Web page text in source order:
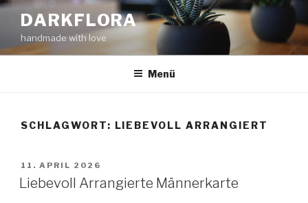
Zum
Inhalt
springen
DARKFLORA
handmade with love
Menü
SCHLAGWORT: LIEBEVOLL ARRANGIERT
VERÖFFENTLICHT
AM
11. APRIL 2026
Liebevoll Arrangierte Männerkarte